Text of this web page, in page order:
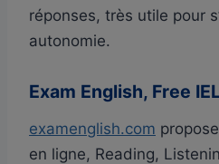
réponses, très utile pour
autonomie.
Exam English, Free
examenglish.com
en ligne, Reading,